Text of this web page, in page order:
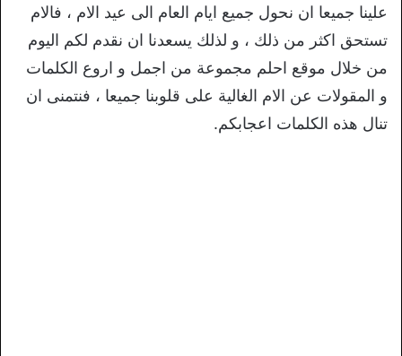
علينا جميعا ان نحول جميع ايام العام الى عيد الام ، فالام
تستحق اكثر من ذلك ، و لذلك يسعدنا ان نقدم لكم اليوم
من خلال موقع احلم مجموعة من اجمل و اروع الكلمات
و المقولات عن الام الغالية على قلوبنا جميعا ، فنتمنى ان
تنال هذه الكلمات اعجابكم.